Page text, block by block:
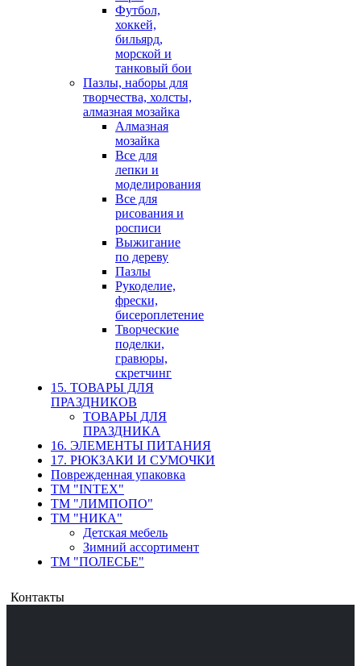
Футбол,
хоккей,
бильярд,
морской и
танковый бои
Пазлы, наборы для
творчества, холсты,
алмазная мозайка
Алмазная
мозайка
Все для
лепки и
моделирования
Все для
рисования и
росписи
Выжигание
по дереву
Пазлы
Рукоделие,
фрески,
бисероплетение
Творческие
поделки,
гравюры,
скретчинг
15. ТОВАРЫ ДЛЯ
ПРАЗДНИКОВ
ТОВАРЫ ДЛЯ
ПРАЗДНИКА
16. ЭЛЕМЕНТЫ ПИТАНИЯ
17. РЮКЗАКИ И СУМОЧКИ
Поврежденная упаковка
ТМ "INTEX"
ТМ "ЛИМПОПО"
ТМ "НИКА"
Детская мебель
Зимний ассортимент
ТМ "ПОЛЕСЬЕ"
Контакты